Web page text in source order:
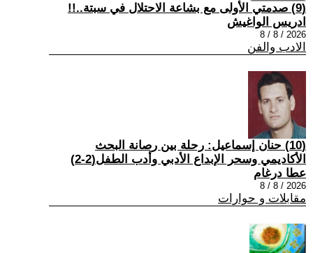
(9) صدمتي الأولى مع بشاعة الاحتلال في سبتة..!!
ادريس الواغيش
2026 / 8 / 8
الادب والفن
(10) حنان إسماعيل: رحلة بين رصانة البحث
الأكاديمي وسحر الإبداع الأدبي وأدب الطفل(2-2)
عطا درغام
2026 / 8 / 8
مقابلات و حوارات